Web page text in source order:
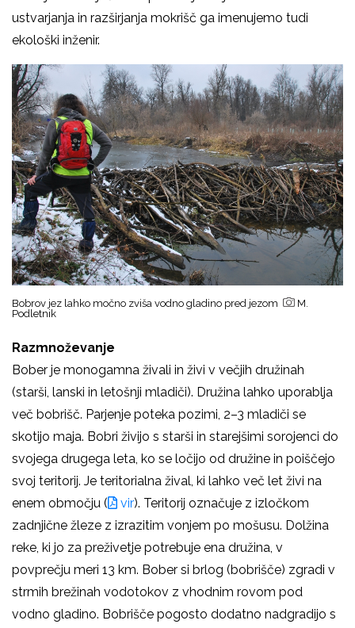
ustvarjanja in razširjanja mokrišč ga imenujemo tudi
ekološki inženir.
Bobrov jez lahko močno zviša vodno gladino pred jezom
M.
Podletnik
Razmnoževanje
Bober je monogamna živali in živi v večjih družinah
(starši, lanski in letošnji mladiči). Družina lahko uporablja
več bobrišč. Parjenje poteka pozimi, 2–3 mladiči se
skotijo maja. Bobri živijo s starši in starejšimi sorojenci do
svojega drugega leta, ko se ločijo od družine in poiščejo
svoj teritorij. Je teritorialna žival, ki lahko več let živi na
enem območju (
vir). Teritorij označuje z izločkom
zadnjične žleze z izrazitim vonjem po mošusu. Dolžina
reke, ki jo za preživetje potrebuje ena družina, v
povprečju meri 13 km. Bober si brlog (bobrišče) zgradi v
strmih brežinah vodotokov z vhodnim rovom pod
vodno gladino. Bobrišče pogosto dodatno nadgradijo s